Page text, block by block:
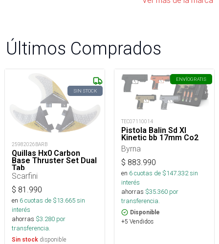
Últimos Comprados
SIN STOCK
25982026BARB
Quillas Hx0 Carbon
Base Thruster Set Dual
Tab
Scarfini
$ 81.990
en 6cuotas de $13.665sin
interés
ahorras $3.280 por
transferencia.
Sin stock disponible
ENVÍOGRATIS
TEC07110014
Pistola Balin Sd Xl
Kinetic bb 17mm Co2
Byrna
$ 883.990
en 6cuotas de $147.332sin
interés
ahorras $35.360 por
transferencia.
Disponible
+5 Vendidos